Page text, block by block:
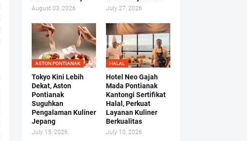
August 03, 2026 July 27, 2026
ASTON PONTIANAK
Tokyo Kini Lebih
Dekat, Aston
Pontianak
Suguhkan
Pengalaman Kuliner
Jepang
July 15, 2026
HALAL
Hotel Neo Gajah
Mada Pontianak
Kantongi Sertifikat
Halal, Perkuat
Layanan Kuliner
Berkualitas
July 10, 2026